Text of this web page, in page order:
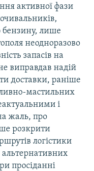
активної фази
бензину, лише
неодноразово
запасів на
виправдав надій
доставки, раніше
мастильних
і
жаль, про
розкрити
логістики
просіданні